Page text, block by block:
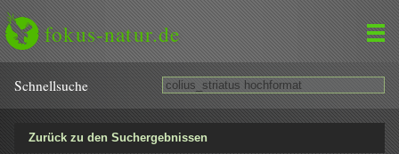
fokus-natur.de
Schnell­suche
Zurück zu den Suchergebnissen